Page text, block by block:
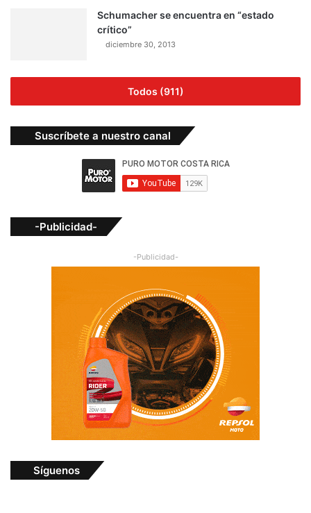
Schumacher se encuentra en “estado
crítico”
diciembre 30, 2013
Todos (911)
Suscríbete a nuestro canal
-Publicidad-
-Publicidad-
Síguenos